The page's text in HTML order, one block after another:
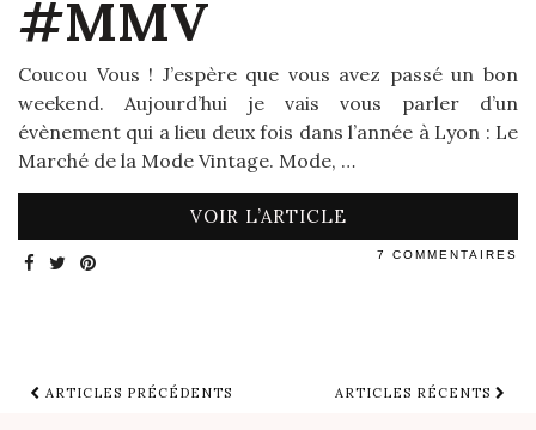
#MMV
Coucou Vous ! J’espère que vous avez passé un bon
weekend. Aujourd’hui je vais vous parler d’un
évènement qui a lieu deux fois dans l’année à Lyon : Le
Marché de la Mode Vintage. Mode, …
VOIR L’ARTICLE
7 COMMENTAIRES
ARTICLES PRÉCÉDENTS ARTICLES RÉCENTS